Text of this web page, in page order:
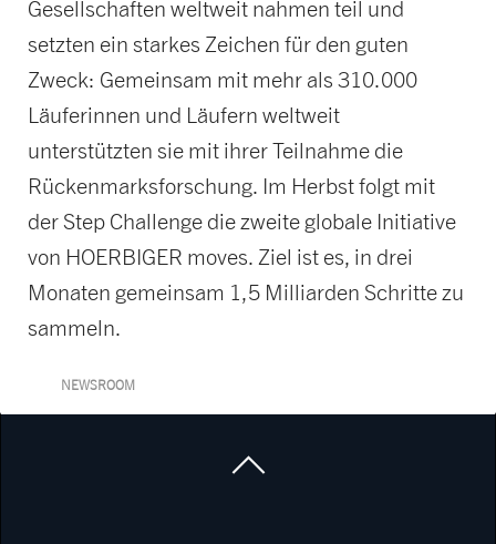
Gesellschaften weltweit nahmen teil und
setzten ein starkes Zeichen für den guten
Zweck: Gemeinsam mit mehr als 310.000
Läuferinnen und Läufern weltweit
unterstützten sie mit ihrer Teilnahme die
Rückenmarksforschung. Im Herbst folgt mit
der Step Challenge die zweite globale Initiative
von HOERBIGER moves. Ziel ist es, in drei
Monaten gemeinsam 1,5 Milliarden Schritte zu
sammeln.
NEWSROOM